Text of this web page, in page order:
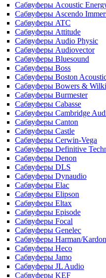
Сабвуферы Acoustic
Сабвуферы Ascendo
Сабвуферы ATC
Сабвуферы Attitude
Сабвуферы Audio Physic
Сабвуферы Audiovector
Сабвуферы Bluesound
Сабвуферы Boss
Сабвуферы Boston
Сабвуферы Bowers &
Сабвуферы Burmester
Сабвуферы Cabasse
Сабвуферы Cambridge
Сабвуферы Canton
Сабвуферы Castle
Сабвуферы Cerwin-Vega
Сабвуферы Definitive
Сабвуферы Denon
Сабвуферы DLS
Сабвуферы Dynaudio
Сабвуферы Elac
Сабвуферы Elipson
Сабвуферы Eltax
Сабвуферы Episode
Сабвуферы Focal
Сабвуферы Genelec
Сабвуферы Harman/Kardon
Сабвуферы Heco
Сабвуферы Jamo
Сабвуферы JL Audio
Сабвуферы KEF